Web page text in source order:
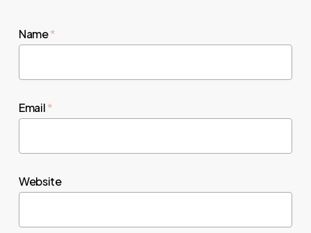
Name*
Email*
Website